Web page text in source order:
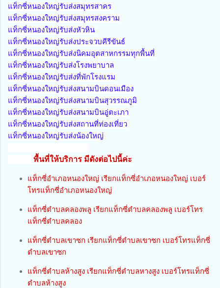
แท็กซี่หนองใหญ่รับส่งสมุทรสาคร
แท็กซี่หนองใหญ่รับส่งสมุทรสงคราม
แท็กซี่หนองใหญ่รับส่งหัวหิน
แท็กซี่หนองใหญ่รับส่งประจวบคีรีขันธ์
แท็กซี่หนองใหญ่รับส่งนิคมอุตสาหกรรมทุกพื้นที่
แท็กซี่หนองใหญ่รับส่งโรงพยาบาล
แท็กซี่หนองใหญ่รับส่งที่พักโรงแรม
แท็กซี่หนองใหญ่รับส่งสนามบินดอนเมือง
แท็กซี่หนองใหญ่รับส่งสนามบินสุวรรณภูมิ
แท็กซี่หนองใหญ่รับส่งสนามบินอู่ตะเภา
แท็กซี่หนองใหญ่รับส่งสถานที่ท่องเที่ยว
แท็กซี่หนองใหญ่รับส่งน้องใหญ่
พื้นที่ให้บริการ มีดังต่อไปนี้ค่ะ
แท็กซี่อำเภอหนองใหญ่ เรียกแท็กซี่อำเภอหนองใหญ่ เบอร์
โทรแท็กซี่อำเภอหนองใหญ่
แท็กซี่ตำบลคลองพลู เรียกแท็กซี่ตำบลคลองพลู เบอร์โทร
แท็กซี่ตำบลคลอง
แท็กซี่ตำบลเขาซก เรียกแท็กซี่ตำบลเขาซก เบอร์โทรแท็กซี่
ตำบลเขาซก
แท็กซี่ตำบลห้างสูง เรียกแท็กซี่ตำบลหางสูง เบอร์โทรแท็กซี่
ตำบลห้างสูง